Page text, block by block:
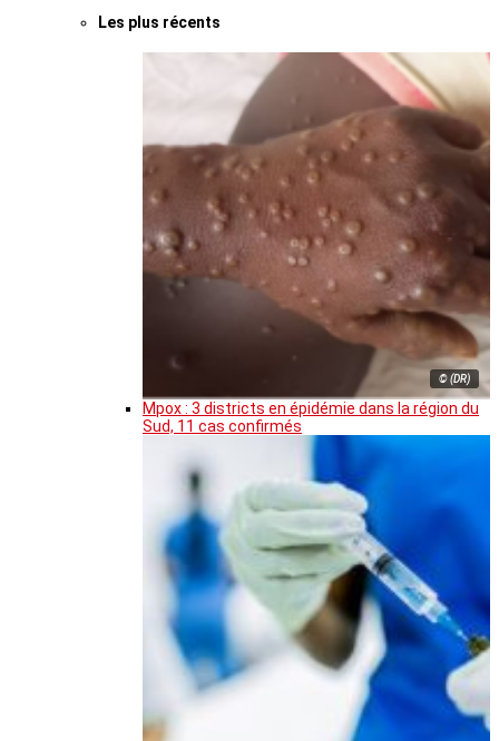
Les plus récents
© (DR)
Mpox : 3 districts en épidémie dans la région du
Sud, 11 cas confirmés